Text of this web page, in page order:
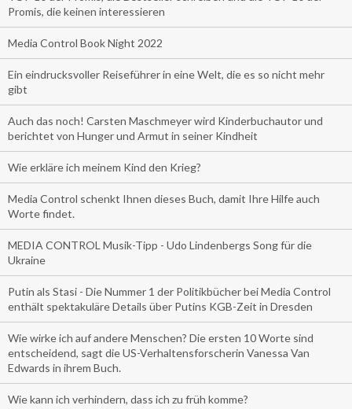
Promis, die keinen interessieren
Media Control Book Night 2022
Ein eindrucksvoller Reiseführer in eine Welt, die es so nicht mehr
gibt
Auch das noch! Carsten Maschmeyer wird Kinderbuchautor und
berichtet von Hunger und Armut in seiner Kindheit
Wie erkläre ich meinem Kind den Krieg?
Media Control schenkt Ihnen dieses Buch, damit Ihre Hilfe auch
Worte findet.
MEDIA CONTROL Musik-Tipp - Udo Lindenbergs Song für die
Ukraine
Putin als Stasi - Die Nummer 1 der Politikbücher bei Media Control
enthält spektakuläre Details über Putins KGB-Zeit in Dresden
Wie wirke ich auf andere Menschen? Die ersten 10 Worte sind
entscheidend, sagt die US-Verhaltensforscherin Vanessa Van
Edwards in ihrem Buch.
Wie kann ich verhindern, dass ich zu früh komme?